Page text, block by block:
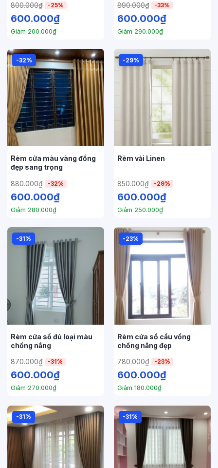
800.000₫ -25%
600.000₫
Giảm 200.000₫
890.000₫ -33%
600.000₫
Giảm 290.000₫
-32%
Rèm cửa màu vàng đồng
đẹp sang trọng
880.000₫ -32%
600.000₫
Giảm 280.000₫
-29%
Rèm vải Linen
850.000₫ -29%
600.000₫
Giảm 250.000₫
-31%
Rèm cửa sổ đủ loại màu
chống nắng
870.000₫ -31%
600.000₫
Giảm 270.000₫
-23%
Rèm cửa sổ cầu vồng
chống nắng đẹp
780.000₫ -23%
600.000₫
Giảm 180.000₫
-31% -31%